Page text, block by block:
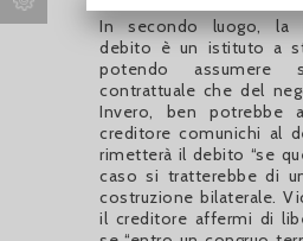
In secondo luogo, la
debito è un istituto a
potendo
contrattuale che del
Invero, ben potrebbe
creditore comunichi al
rimetterà il debito “se
caso si tratterebbe di
costruzione bilaterale.
il creditore affermi di